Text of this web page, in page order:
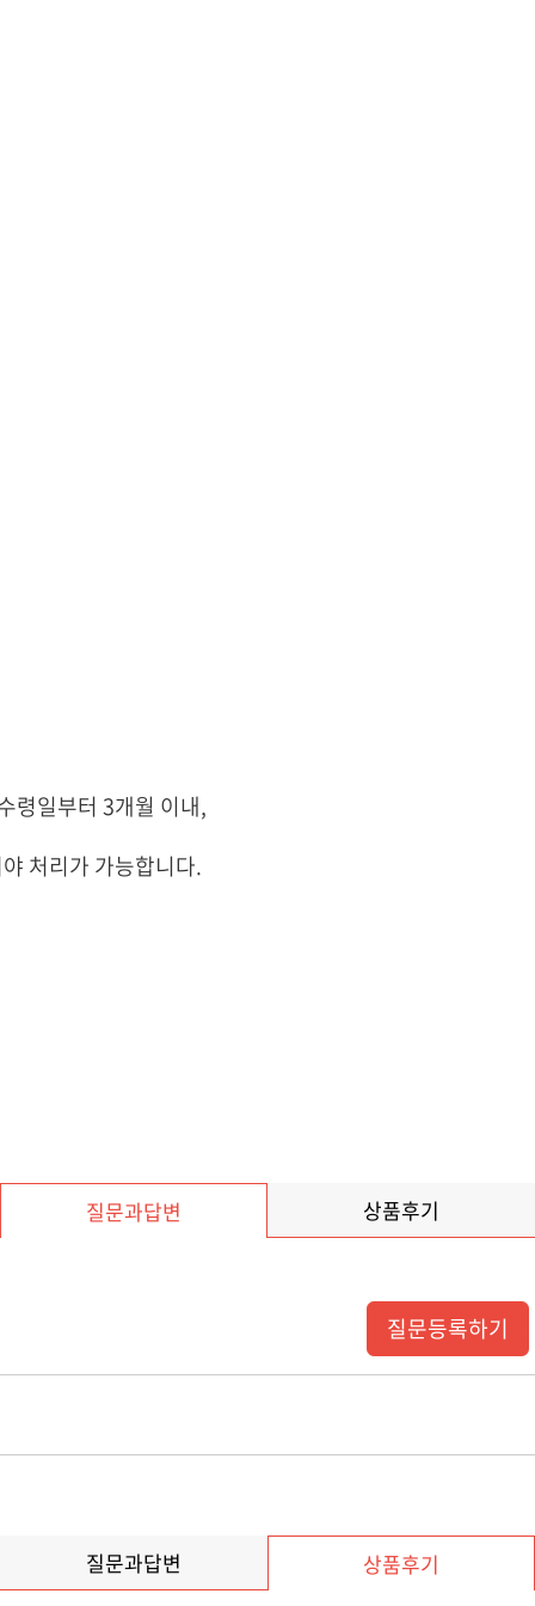
령일부터 3개월 이내,
처리가 가능합니다.
질문과답변 상품후기
질문등록하기
질문과답변 상품후기